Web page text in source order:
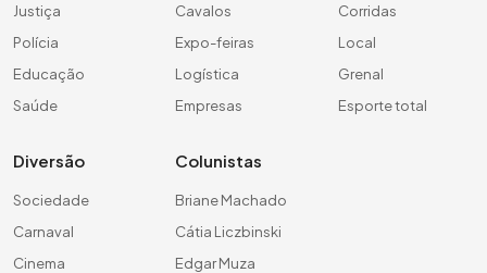
Justiça
Polícia
Educação
Saúde
Cavalos
Expo-feiras
Logística
Empresas
Corridas
Local
Grenal
Esporte total
Diversão
Sociedade
Carnaval
Cinema
Colunistas
Briane Machado
Cátia Liczbinski
Edgar Muza